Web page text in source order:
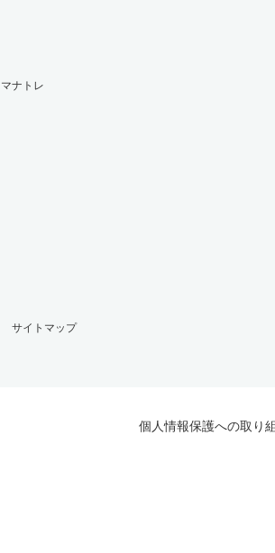
ナトレ
サイトマップ
個人情報保護への取り